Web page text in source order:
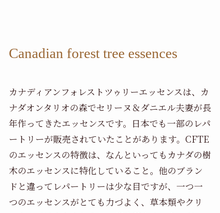
Canadian forest tree essences
カナディアンフォレストツゥリーエッセンスは、カ
ナダオンタリオの森でセリーヌ＆ダニエル夫妻が長
年作ってきたエッセンスです。日本でも一部のレパ
ートリーが販売されていたことがあります。CFTE
のエッセンスの特徴は、なんといってもカナダの樹
木のエッセンスに特化していること。他のブラン
ドと違ってレパートリーは少な目ですが、一つ一
つのエッセンスがとても力づよく、草本類やクリ